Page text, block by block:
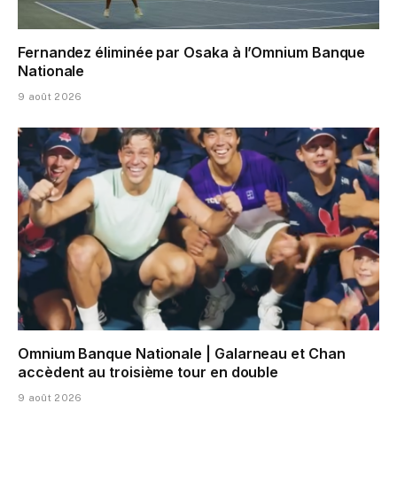
Fernandez éliminée par Osaka à l’Omnium Banque
Nationale
9 août 2026
Omnium Banque Nationale | Galarneau et Chan
accèdent au troisième tour en double
9 août 2026